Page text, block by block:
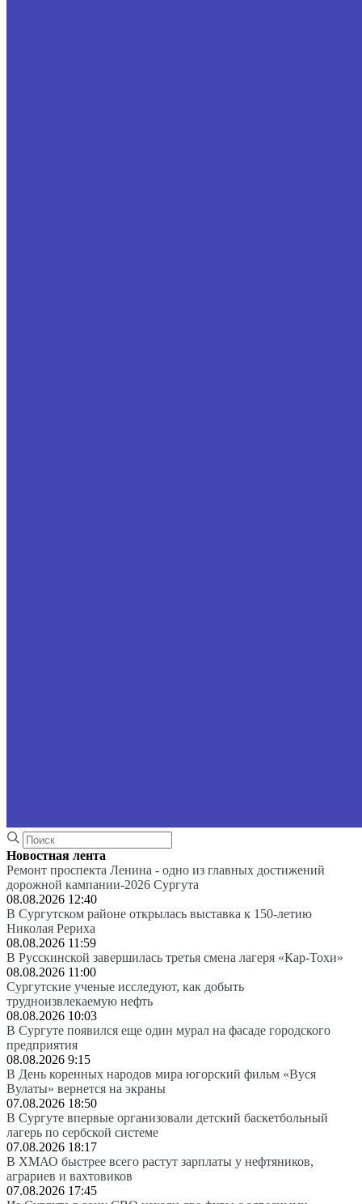
Новостная лента
Ремонт проспекта Ленина - одно из главных достижений
дорожной кампании-2026 Сургута
08.08.2026 12:40
В Сургутском районе открылась выставка к 150-летию
Николая Рериха
08.08.2026 11:59
В Русскинской завершилась третья смена лагеря «Кар-Тохи»
08.08.2026 11:00
Сургутские ученые исследуют, как добыть
трудноизвлекаемую нефть
08.08.2026 10:03
В Сургуте появился еще один мурал на фасаде городского
предприятия
08.08.2026 9:15
В День коренных народов мира югорский фильм «Вуся
Вулаты» вернется на экраны
07.08.2026 18:50
В Сургуте впервые организовали детский баскетбольный
лагерь по сербской системе
07.08.2026 18:17
В ХМАО быстрее всего растут зарплаты у нефтяников,
аграриев и вахтовиков
07.08.2026 17:45